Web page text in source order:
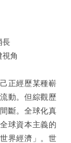
長
視角
正經歷某種嶄
動。但綜觀歷
斷。全球化真
球資本主義的
界經濟」。世